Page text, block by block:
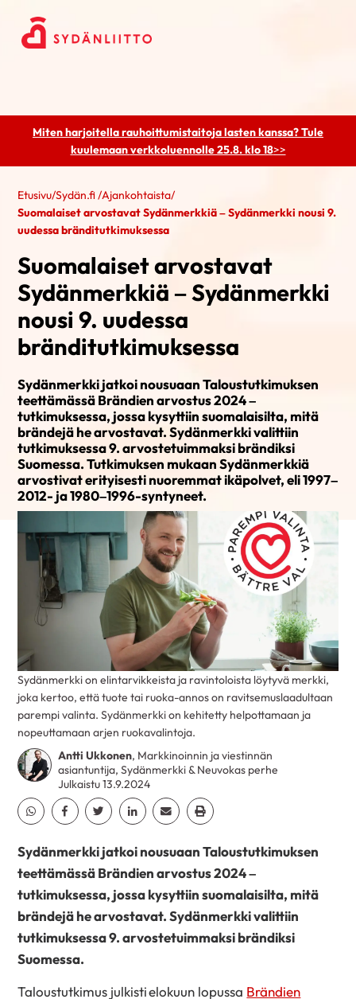
Miten harjoitella rauhoittumistaitoja lasten kanssa? Tule
kuulemaanverkkoluennolle 25.8. klo 18>>
Etusivu/Sydän.fi/Ajankohtaista/
Suomalaiset arvostavat Sydänmerkkiä – Sydänmerkki nousi 9.
uudessa bränditutkimuksessa
Suomalaiset arvostavat
Sydänmerkkiä – Sydänmerkki
nousi 9. uudessa
bränditutkimuksessa
Sydänmerkki jatkoi nousuaan Taloustutkimuksen
teettämässä Brändien arvostus 2024 –
tutkimuksessa, jossa kysyttiin suomalaisilta, mitä
brändejä he arvostavat. Sydänmerkki valittiin
tutkimuksessa 9. arvostetuimmaksi brändiksi
Suomessa. Tutkimuksen mukaan Sydänmerkkiä
arvostivat erityisesti nuoremmat ikäpolvet, eli 1997–
2012- ja 1980–1996-syntyneet.
Antti Ukkonen, Markkinoinnin ja viestinnän
asiantuntija, Sydänmerkki & Neuvokas perhe
Julkaistu 13.9.2024
Jaa Whatsapp
Jaa Facebook
Jaa TwitterJaa Linkedin
Jaa EmailJaa Print
Sydänmerkki on elintarvikkeista ja ravintoloista löytyvä merkki,
joka kertoo, että tuote tai ruoka-annos on ravitsemuslaadultaan
parempi valinta. Sydänmerkki on kehitetty helpottamaan ja
nopeuttamaan arjen ruokavalintoja.
Sydänmerkki jatkoi nousuaan Taloustutkimuksen
teettämässäBrändien arvostus 2024 –
tutkimuksessa, jossa kysyttiin suomalaisilta, mitä
brändejä he arvostavat. Sydänmerkki valittiin
tutkimuksessa 9. arvostetuimmaksi brändiksi
Suomessa.
Taloustutkimus julkisti elokuun lopussa Brändien